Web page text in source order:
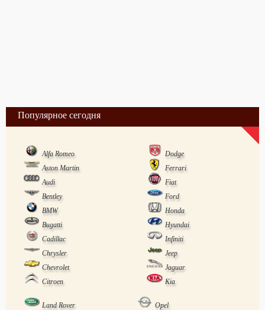
Популярное сегодня
Alfa Romeo
Dodge
Aston Martin
Ferrari
Audi
Fiat
Bentley
Ford
BMW
Honda
Bugatti
Hyundai
Cadillac
Infiniti
Chrysler
Jeep
Chevrolet
Jaguar
Citroen
Kia
Land Rover
Opel